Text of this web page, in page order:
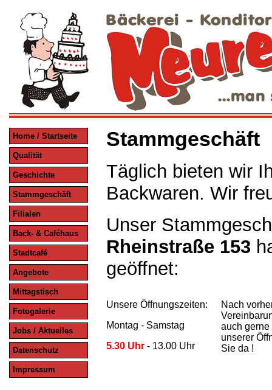
Home / Startseite
Qualität
Geschichte
Stammgeschäft
Filialen
Back- & Caféhaus
Stadtcafé
Angebote
Mittagstisch
Fotogalerie
Jobs / Aktuelles
Datenschutz
Impressum
Stammgeschäft
Täglich bieten wir
Backwaren. Wir
Unser
Rheinstraße 153
geöffnet:
Unsere Öffnungszeiten:
Montag - Samstag
5.30 Uhr - 13.00 Uhr
Nach
auch
unserer
Sie da !